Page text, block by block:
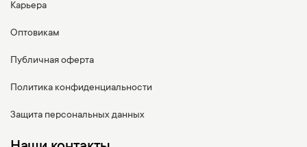
Карьера
Оптовикам
Публичная оферта
Политика конфиденциальности
Защита персональных данных